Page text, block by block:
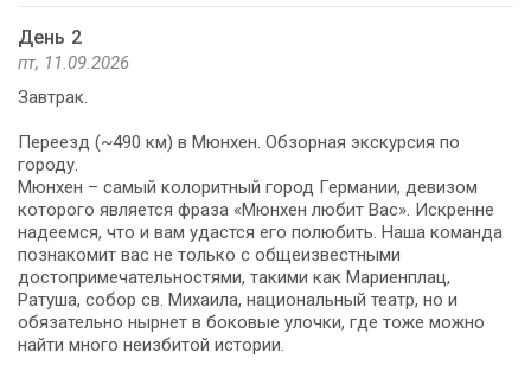
День 2
пт, 11.09.2026
Завтрак.
Переезд (~490 км) в Мюнхен. Обзорная экскурсия по
городу.
Мюнхен – самый колоритный город Германии, девизом
которого является фраза «Мюнхен любит Вас». Искренне
надеемся, что и вам удастся его полюбить. Наша команда
познакомит вас не только с общеизвестными
достопримечательностями, такими как Мариенплац,
Ратуша, собор св. Михаила, национальный театр, но и
обязательно нырнет в боковые улочки, где тоже можно
найти много неизбитой истории.